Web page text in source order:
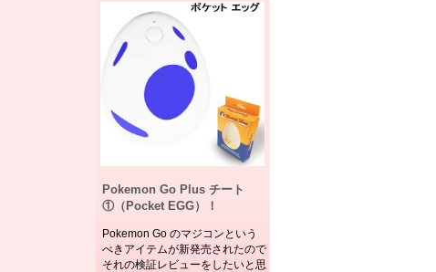
Pokemon Go Plus チート
①（Pocket EGG）！
Pokemon Go のマジコンという
べきアイテムが新発売されたので
それの検証レビューをしたいと思